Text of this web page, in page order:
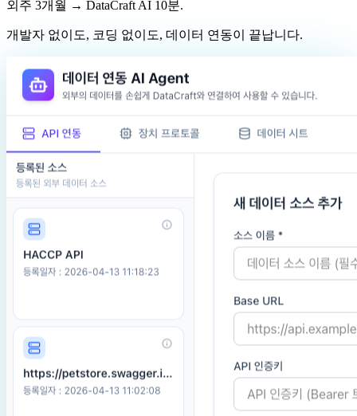
외주 3개월 → DataCraft AI 10분.
개발자 없이도, 코딩 없이도, 데이터 연동이 끝납니다.